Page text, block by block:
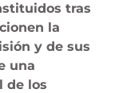
tras
la
y de sus
una
de los